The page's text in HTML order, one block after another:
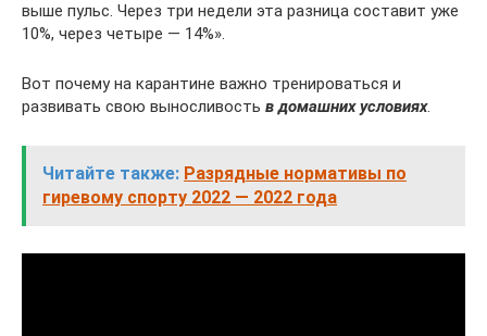
выше пульс. Через три недели эта разница составит уже
10%, через четыре — 14%».
Вот почему на карантине важно тренироваться и
развивать свою выносливость в домашних условиях.
Читайте также: Разрядные нормативы по
гиревому спорту 2022 — 2022 года